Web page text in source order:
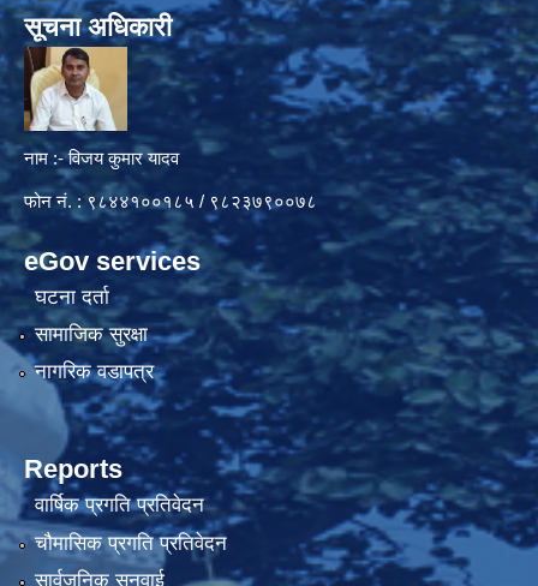
सूचना अधिकारी
नाम :- विजय कुमार यादव
फोन नं. : ९८४४१००१८५ / ९८२३७९००७८
eGov services
घटना दर्ता
सामाजिक सुरक्षा
नागरिक वडापत्र
Reports
वार्षिक प्रगति प्रतिवेदन
चौमासिक प्रगति प्रतिवेदन
सार्वजनिक सुनुवाई